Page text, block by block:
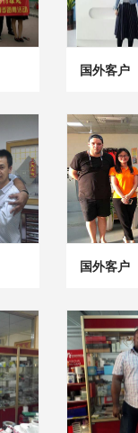
国外客户
国外客户